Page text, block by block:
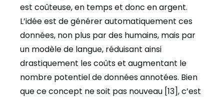
est coûteuse, en temps et donc en argent.
L’idée est de générer automatiquement ces
données, non plus par des humains, mais par
un modèle de langue, réduisant ainsi
drastiquement les coûts et augmentant le
nombre potentiel de données annotées. Bien
que ce concept ne soit pas nouveau [13], c’est